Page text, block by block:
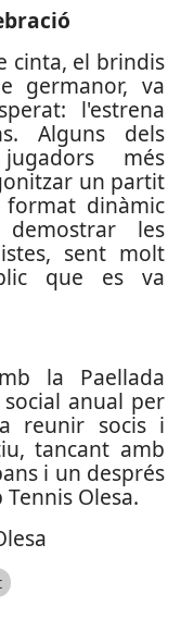
cinta, el brindis
germanor, va
l'estrena
Alguns dels
més
un partit
dinàmic
les
sent molt
que es va
la Paellada
social anual per
reunir socis i
tancant amb
i un després
Olesa.